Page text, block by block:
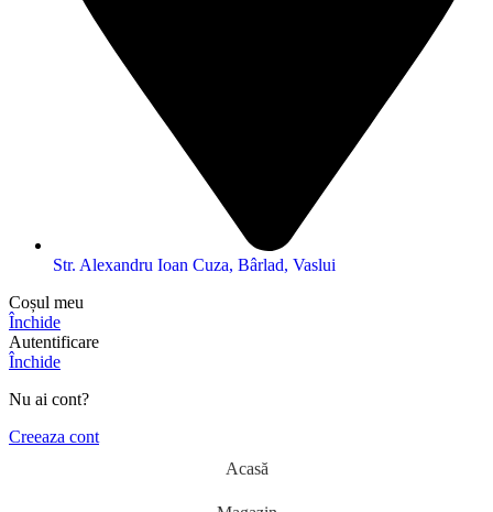
Str. Alexandru Ioan Cuza, Bârlad, Vaslui
Coșul meu
Închide
Autentificare
Închide
Nu ai cont?
Creeaza cont
Acasă